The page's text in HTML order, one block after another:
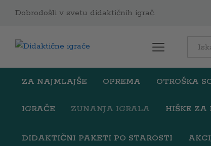
Dobrodošli v svetu didaktičnih igrač.
All
ZA NAJMLAJŠE OPREMA OTROŠKA
IGRAČE ZUNANJA IGRALA HIŠKE ZA
DIDAKTIČNI PAKETI PO STAROSTI